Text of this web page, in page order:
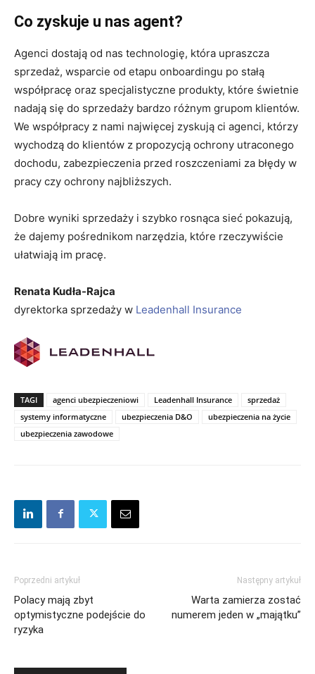
Co zyskuje u nas agent?
Agenci dostają od nas technologię, która upraszcza
sprzedaż, wsparcie od etapu onboardingu po stałą
współpracę oraz specjalistyczne produkty, które świetnie
nadają się do sprzedaży bardzo różnym grupom klientów.
We współpracy z nami najwięcej zyskują ci agenci, którzy
wychodzą do klientów z propozycją ochrony utraconego
dochodu, zabezpieczenia przed roszczeniami za błędy w
pracy czy ochrony najbliższych.
Dobre wyniki sprzedaży i szybko rosnąca sieć pokazują,
że dajemy pośrednikom narzędzia, które rzeczywiście
ułatwiają im pracę.
Renata Kudła-Rajca
dyrektorka sprzedaży w Leadenhall Insurance
TAGI agenci ubezpieczeniowi Leadenhall Insurance
sprzedaż
systemy informatyczne
ubezpieczenia D&O
ubezpieczenia na życie
ubezpieczenia zawodowe
Poprzedni artykuł
Polacy mają zbyt
optymistyczne podejście do
ryzyka
Następny artykuł
Warta zamierza zostać
numerem jeden w „majątku”